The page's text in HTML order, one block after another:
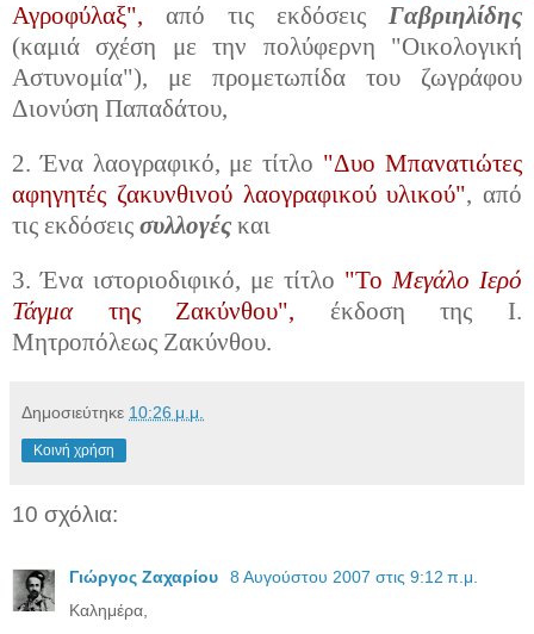
Αγροφύλαξ", από τις εκδόσεις Γαβριηλίδης
(καμιά σχέση με την πολύφερνη "Οικολογική
Αστυνομία"), με προμετωπίδα του ζωγράφου
Διονύση Παπαδάτου,
2. Ένα λαογραφικό, με τίτλο "Δυο Μπανατιώτες
αφηγητές ζακυνθινού λαογραφικού υλικού", από
τις εκδόσεις συλλογές και
3. Ένα ιστοριοδιφικό, με τίτλο "Το Μεγάλο Ιερό
Τάγματης Ζακύνθου", έκδοση της Ι.
Μητροπόλεως Ζακύνθου.
Δημοσιεύτηκε 10:26 μ.μ.
Κοινή χρήση
10 σχόλια:
Γιώργος Ζαχαρίου
8 Αυγούστου 2007 στις 9:12 π.μ.
Kαλημέρα,